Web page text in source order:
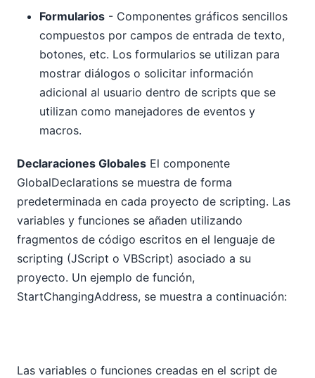
Formularios - Componentes gráficos sencillos
compuestos por campos de entrada de texto,
botones, etc. Los formularios se utilizan para
mostrar diálogos o solicitar información
adicional al usuario dentro de scripts que se
utilizan como manejadores de eventos y
macros.
Declaraciones Globales El componente
GlobalDeclarations se muestra de forma
predeterminada en cada proyecto de scripting. Las
variables y funciones se añaden utilizando
fragmentos de código escritos en el lenguaje de
scripting (JScript o VBScript) asociado a su
proyecto. Un ejemplo de función,
StartChangingAddress, se muestra a continuación:
Las variables o funciones creadas en el script de